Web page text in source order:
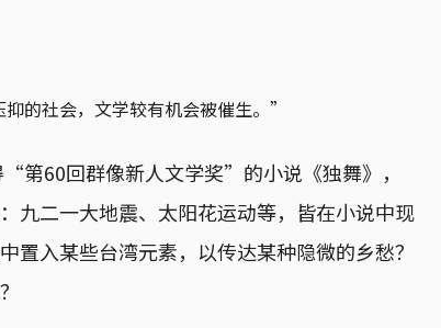
的社会，文学较有机会被催生。”
第60回群像新人文学奖”的小说《独舞》，
九二一大地震、太阳花运动等，皆在小说中现
置入某些台湾元素，以传达某种隐微的乡愁？